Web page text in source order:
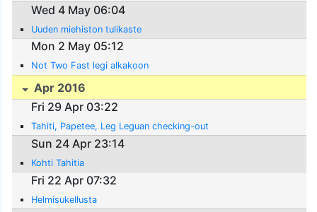
Wed 4 May 06:04
Uuden miehiston tulikaste
Mon 2 May 05:12
Not Two Fast legi alkakoon
Apr 2016
Fri 29 Apr 03:22
Tahiti, Papetee, Leg Leguan checking-out
Sun 24 Apr 23:14
Kohti Tahitia
Fri 22 Apr 07:32
Helmisukellusta